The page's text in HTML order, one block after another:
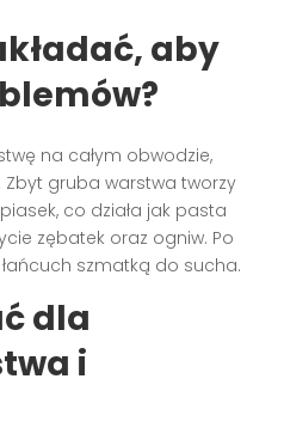
aby
na całym obwodzie,
Zbyt gruba warstwa tworzy
co działa jak pasta
zębatek oraz ogniw. Po
szmatką do sucha.
dla
i